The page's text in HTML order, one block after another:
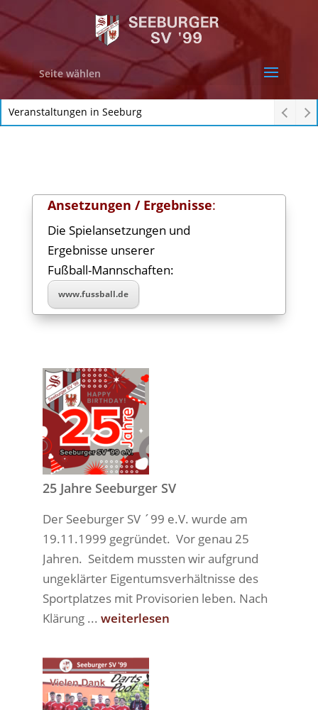
Seite wählen
Veranstaltungen in Seeburg
Ansetzungen / Ergebnisse:
Die Spielansetzungen und
Ergebnisse unserer
Fußball-Mannschaften:
www.fussball.de
25 Jahre Seeburger SV
Der Seeburger SV ´99 e.V. wurde am
19.11.1999 gegründet. Vor genau 25
Jahren. Seitdem mussten wir aufgrund
ungeklärter Eigentumsverhältnisse des
Sportplatzes mit Provisorien leben. Nach
Klärung ... weiterlesen